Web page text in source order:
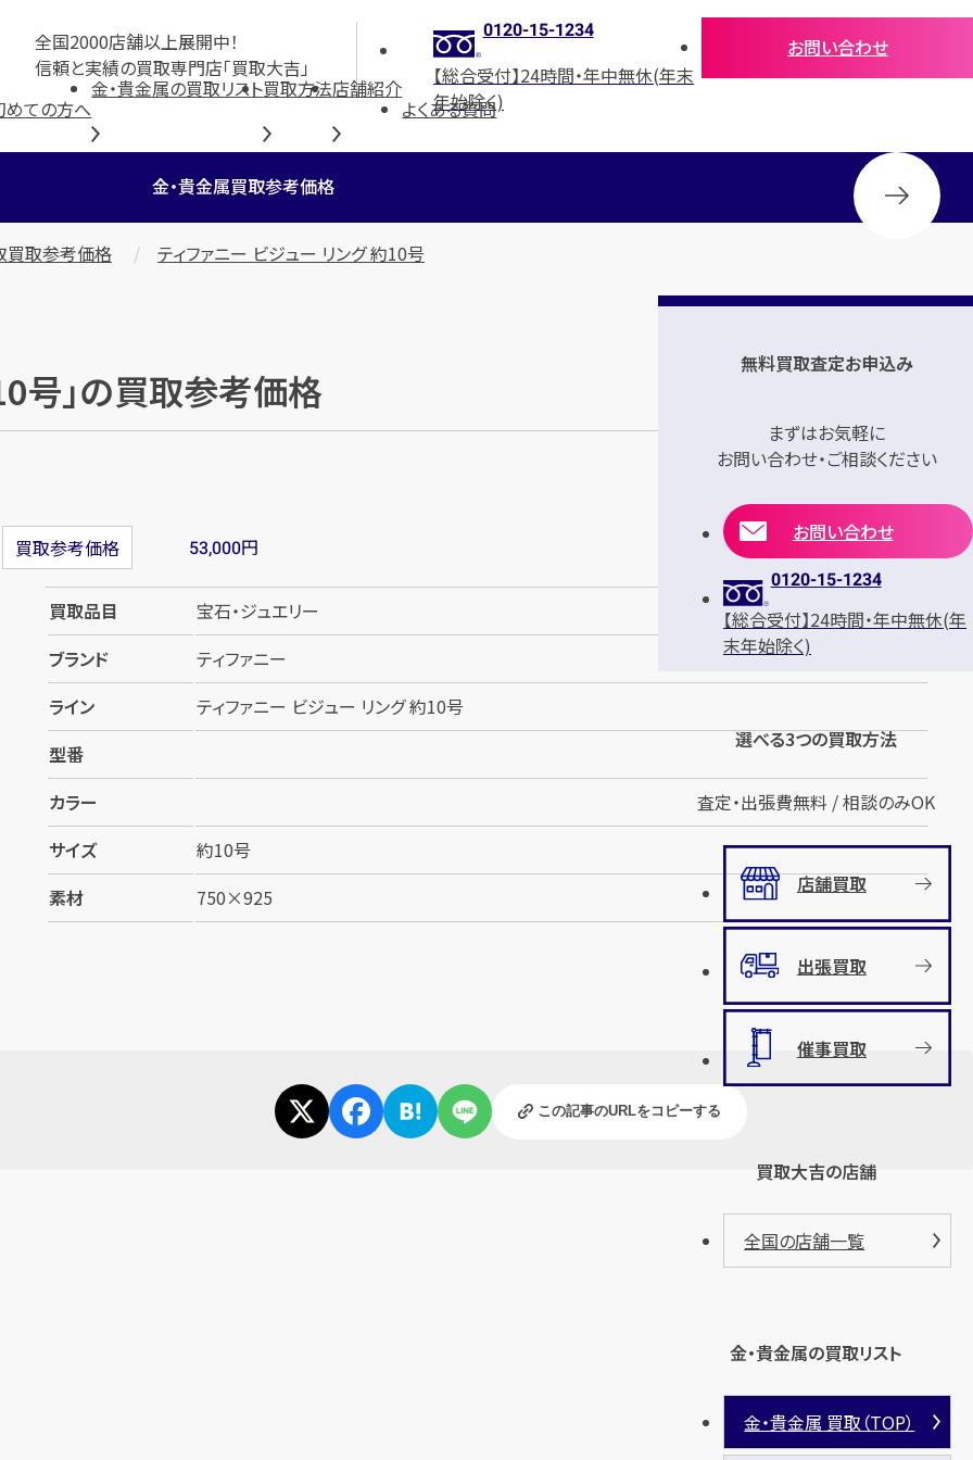
全国2000店舗以上展開中！
信頼と実績の買取専門店「買取大吉」
0120-15-1234
【総合受付】24時間・年中無休(年末
年始除く)
お問い合わせ
めての方へ
金・貴金属の買取リスト買取方法店舗紹介
よくある質問
金・貴金属買取参考価格
買取参考価格 ティファニー ビジュー リング 約10号
号」の買取参考価格
買取参考価格 53,000円
買取品目
宝石・ジュエリー
ブランド
ティファニー
ライン
ティファニー ビジュー リング 約10号
型番
カラー
サイズ
約10号
素材
750×925
この記事のURLをコピーする
無料買取査定お申込み
まずはお気軽に
お問い合わせ・ご相談ください
お問い合わせ
0120-15-1234
【総合受付】24時間・年中無休(年
末年始除く)
選べる3つの買取方法
査定・出張費無料 / 相談のみOK
店舗買取
出張買取
催事買取
買取大吉の店舗
全国の店舗一覧
金・貴金属の買取リスト
金・貴金属 買取（TOP）